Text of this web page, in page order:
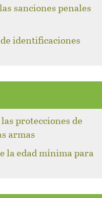
sanciones penales
identificaciones
protecciones de
armas
la edad mínima para